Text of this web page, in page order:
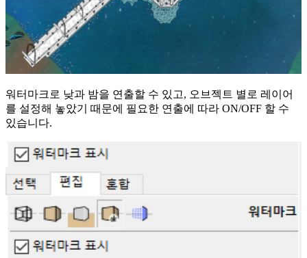
워터마크로 낮과 밤을 연출할 수 있고, 오브젝트 별로 레이어
를 설정해 놓았기 때문에 필요한 연출에 따라 ON/OFF 할 수
있습니다.